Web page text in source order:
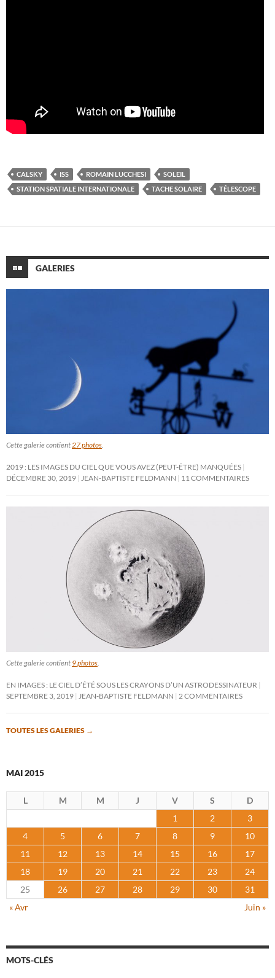
CALSKY ISS ROMAIN LUCCHESI
SOLEIL
STATION SPATIALE INTERNATIONALE
TACHE SOLAIRE TÉLESCOPE
GALERIES
Cette galerie contient27 photos.
2019 : LES IMAGES DU CIEL QUE VOUS AVEZ (PEUT-ÊTRE) MANQUÉES
DÉCEMBRE 30, 2019 JEAN-BAPTISTE FELDMANN 11 COMMENTAIRES
Cette galerie contient 9 photos.
EN IMAGES : LE CIEL D’ÉTÉ SOUS LES CRAYONS D’UN ASTRODESSINATEUR
SEPTEMBRE 3, 2019 JEAN-BAPTISTE FELDMANN 2 COMMENTAIRES
TOUTES LES GALERIES →
MAI 2015
L M M J V S
D
1
2
3
4
5 6 7 8 9
10
11
12 13 14 15 16
17
18
19 20 21 22 23
24
25
26 27 28 29 30
31
« Avr
Juin »
MOTS-CLÉS